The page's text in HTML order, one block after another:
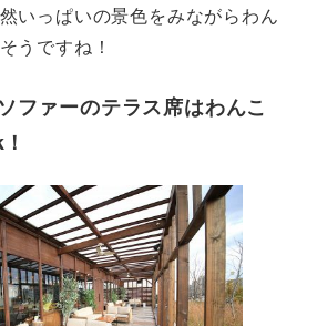
いっぱいの景色をみながらわん
うですね！
ファーのテラス席はわんこ